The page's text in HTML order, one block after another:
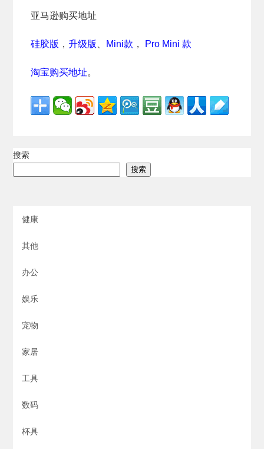
亚马逊购买地址
硅胶版 ， 升级版 Mini款 ， Pro Mini 款
淘宝购买地址。
搜索
搜索
健康
其他
办公
娱乐
宠物
家居
工具
数码
杯具